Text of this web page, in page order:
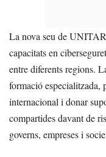
La nova seu de
capacitats en
entre diferents regions.
formació especialitzada,
internacional i donar
compartides davant de
governs, empreses i